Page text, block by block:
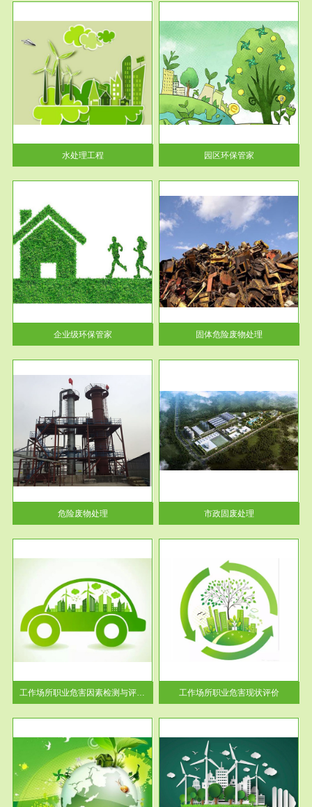
水处理工程
服务范围
园区环保管家
2016 年 4 月，环保部下发《关
于积极发挥环境保护作用促进供
给侧结...
园区环保管家
企业级环保管家
服务范围
固体危险废物处理
固体废物解释：固体废物是指人
们在生产建设、日常生活和其他
活动中...
固体危险废物处理
危险废物处理
服务范围
市政固废处理
蔚蓝生态环境科技所从事的市政
废物处理业务包括市政废物的处
理处...
市政固废处理
工作场所职业危害因素检测与评价...
服务范围
工作场所职业危害现状评价
【现状评价意义】：具体因素---
-通过质谱分析等多种手段明确
工作场...
工作场所职业危害现状评价
服务范围
废气测试